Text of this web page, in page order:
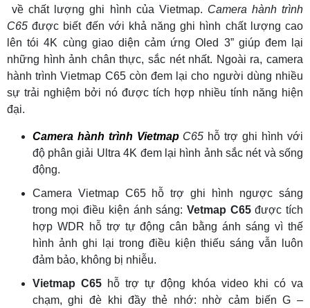
về chất lượng ghi hình của Vietmap. Camera hành trình
C65 được biết đến với khả năng ghi hình chất lượng cao
lên tói 4K cùng giao diện cảm ứng Oled 3” giúp đem lại
những hình ảnh chân thực, sắc nét nhất. Ngoài ra, camera
hành trình Vietmap C65 còn đem lại cho người dùng nhiều
sự trải nghiệm bởi nó được tích hợp nhiều tính năng hiện
đại.
Camera hành trình VietmapC65 hỗ trợ ghi hình với
độ phân giải Ultra 4K đem lại hình ảnh sắc nét và sống
động.
Camera Vietmap C65 hỗ trợ ghi hình ngược sáng
trong mọi điều kiện ánh sáng: Vetmap C65được tích
hợp WDR hỗ trợ tự động cân bằng ánh sáng vì thế
hình ảnh ghi lại trong điều kiện thiếu sáng vẫn luôn
đảm bảo, không bị nhiễu.
Vietmap C65hỗ trợ tự động khóa video khi có va
chạm, ghi đè khi đầy thẻ nhớ: nhờ cảm biến G –